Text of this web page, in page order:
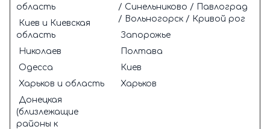
область
Киев и Киевская
область
Николаев
Одесса
Харьков и область
Донецкая
(близлежащие
районы к
/ Синельниково / Павлоград
/ Вольногорск / Кривой рог
Запорожье
Полтава
Киев
Харьков